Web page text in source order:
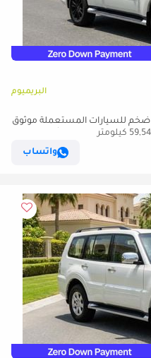
البريميوم
كارس24 هي سوق ضخم للسيارات المستعملة موثوق
للسيارات المستعملة موثوقكيلومتر
واتساب